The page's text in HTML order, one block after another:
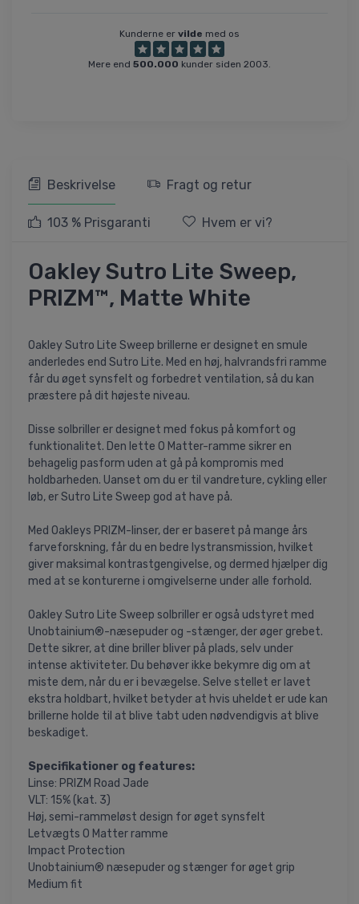
Kunderne er vilde med os
Mere end 500.000 kunder siden 2003.
Beskrivelse Fragt og retur
103 % Prisgaranti Hvem er vi?
Oakley Sutro Lite Sweep,
PRIZM™, Matte White
Oakley Sutro Lite Sweep brillerne er designet en smule
anderledes end Sutro Lite. Med en høj, halvrandsfri ramme
får du øget synsfelt og forbedret ventilation, så du kan
præstere på dit højeste niveau.
Disse solbriller er designet med fokus på komfort og
funktionalitet. Den lette O Matter-ramme sikrer en
behagelig pasform uden at gå på kompromis med
holdbarheden. Uanset om du er til vandreture, cykling eller
løb, er Sutro Lite Sweep god at have på.
Med Oakleys PRIZM-linser, der er baseret på mange års
farveforskning, får du en bedre lystransmission, hvilket
giver maksimal kontrastgengivelse, og dermed hjælper dig
med at se konturerne i omgivelserne under alle forhold.
Oakley Sutro Lite Sweep solbriller er også udstyret med
Unobtainium®-næsepuder og -stænger, der øger grebet.
Dette sikrer, at dine briller bliver på plads, selv under
intense aktiviteter. Du behøver ikke bekymre dig om at
miste dem, når du er i bevægelse. Selve stellet er lavet
ekstra holdbart, hvilket betyder at hvis uheldet er ude kan
brillerne holde til at blive tabt uden nødvendigvis at blive
beskadiget.
Specifikationer og features:
Linse: PRIZM Road Jade
VLT: 15% (kat. 3)
Høj, semi-rammeløst design for øget synsfelt
Letvægts O Matter ramme
Impact Protection
Unobtainium® næsepuder og stænger for øget grip
Medium fit